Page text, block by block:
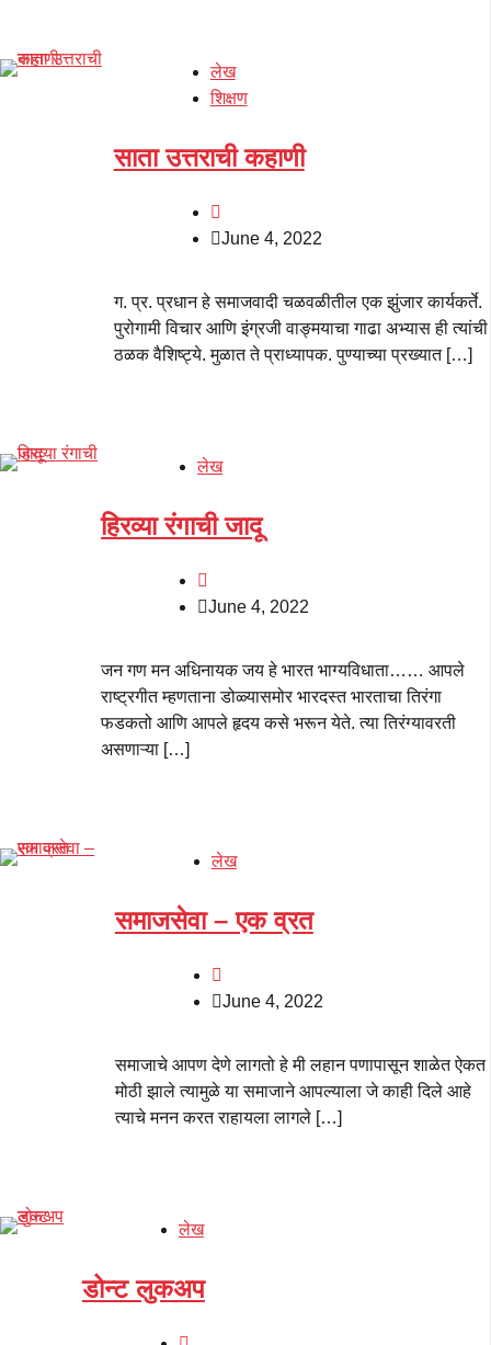
लेख
शिक्षण
साता उत्तराची कहाणी
June 4, 2022
ग. प्र. प्रधान हे समाजवादी चळवळीतील एक झुंजार कार्यकर्ते.
पुरोगामी विचार आणि इंग्रजी वाङ्मयाचा गाढा अभ्यास ही त्यांची
ठळक वैशिष्ट्ये. मुळात ते प्राध्यापक. पुण्याच्या प्रख्यात […]
लेख
हिरव्या रंगाची जादू
June 4, 2022
जन गण मन अधिनायक जय हे भारत भाग्यविधाता…… आपले
राष्ट्रगीत म्हणताना डोळ्यासमोर भारदस्त भारताचा तिरंगा
फडकतो आणि आपले हृदय कसे भरून येते. त्या तिरंग्यावरती
असणाऱ्या […]
लेख
समाजसेवा – एक व्रत
June 4, 2022
समाजाचे आपण देणे लागतो हे मी लहान पणापासून शाळेत ऐकत
मोठी झाले त्यामुळे या समाजाने आपल्याला जे काही दिले आहे
त्याचे मनन करत राहायला लागले […]
लेख
डोन्ट लुकअप